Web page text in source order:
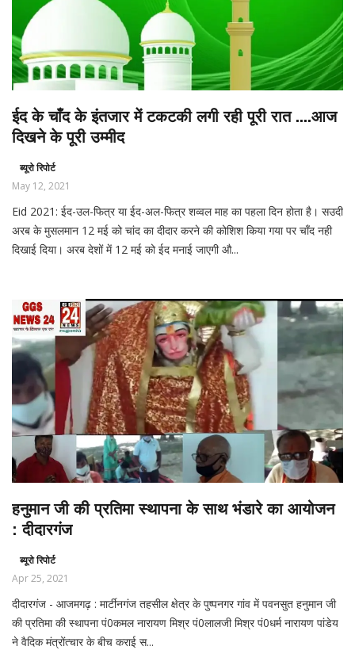
ईद के चाँद के इंतजार में टकटकी लगी रही पूरी रात ....आज
दिखने के पूरी उम्मीद
ब्यूरो रिपोर्ट
May 12, 2021
Eid 2021: ईद-उल-फित्र या ईद-अल-फित्र शव्वल माह का पहला दिन होता है। सउदी
अरब के मुसलमान 12 मई को चांद का दीदार करने की कोशिश किया गया पर चाँद नही
दिखाई दिया। अरब देशों में 12 मई को ईद मनाई जाएगी औ...
हनुमान जी की प्रतिमा स्थापना के साथ भंडारे का आयोजन
: दीदारगंज
ब्यूरो रिपोर्ट
Apr 25, 2021
दीदारगंज - आजमगढ़ : मार्टीनगंज तहसील क्षेत्र के पुष्पनगर गांव में पवनसुत हनुमान जी
की प्रतिमा की स्थापना पं0कमल नारायण मिश्र पं0लालजी मिश्र पं0धर्म नारायण पांडेय
ने वैदिक मंत्रोंत्चार के बीच कराई स...